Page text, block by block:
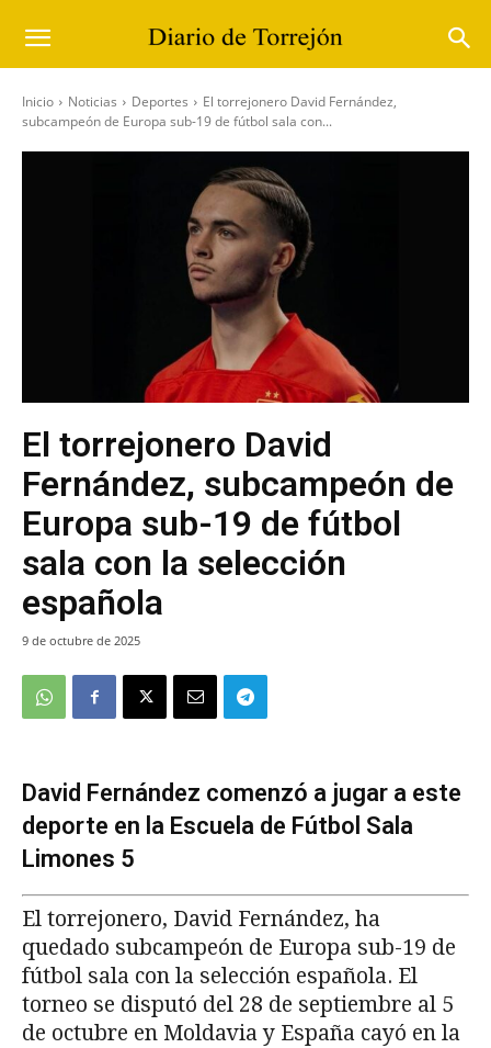
Inicio Noticias Deportes
El torrejonero David Fernández,
subcampeón de Europa sub-19 de fútbol sala con...
El torrejonero David
Fernández, subcampeón de
Europa sub-19 de fútbol
sala con la selección
española
9 de octubre de 2025
David Fernández comenzó a jugar a este
deporte en la Escuela de Fútbol Sala
Limones 5
El torrejonero, David Fernández, ha
quedado subcampeón de Europa sub-19 de
fútbol sala con la selección española. El
torneo se disputó del 28 de septiembre al 5
de octubre en Moldavia y España cayó en la